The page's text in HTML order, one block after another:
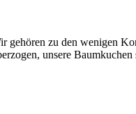
gehören zu den wenigen
unsere